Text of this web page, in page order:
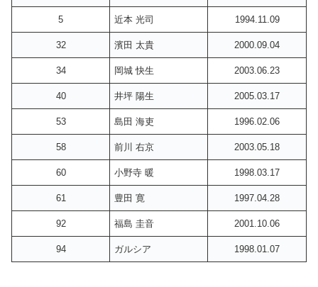
5 近本 光司 1994.11.09
32 濱田 太貴 2000.09.04
34 岡城 快生 2003.06.23
40 井坪 陽生 2005.03.17
53 島田 海吏 1996.02.06
58 前川 右京 2003.05.18
60 小野寺 暖 1998.03.17
61 豊田 寛 1997.04.28
92 福島 圭音 2001.10.06
94 ガルシア 1998.01.07